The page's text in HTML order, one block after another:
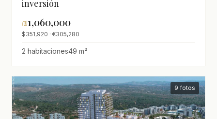
inversión
₪1,060,000
$351,920 · €305,280
2 habitaciones49 m²
9 fotos